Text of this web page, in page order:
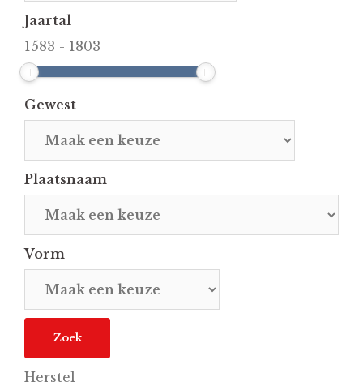
Jaartal
1583 - 1803
Gewest
Plaatsnaam
Vorm
Herstel